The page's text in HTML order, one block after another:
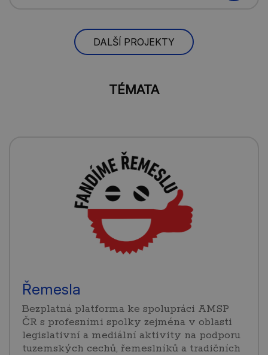
DALŠÍ PROJEKTY
TÉMATA
Řemesla
Bezplatná platforma ke spolupráci AMSP
ČR s profesními spolky zejména v oblasti
legislativní a mediální aktivity na podporu
tuzemských cechů, řemeslníků a tradičních